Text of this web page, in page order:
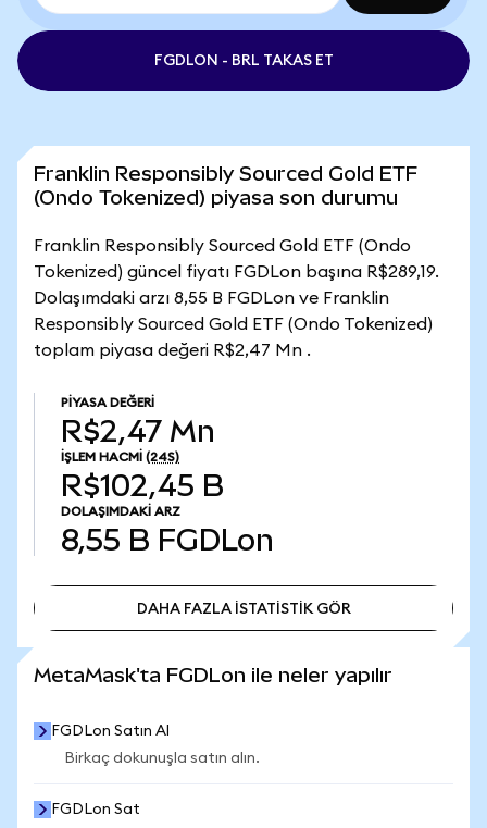
FGDLON - BRL TAKAS ET
Franklin Responsibly Sourced Gold ETF
(Ondo Tokenized) piyasa son durumu
Franklin Responsibly Sourced Gold ETF (Ondo
Tokenized) güncel fiyatı FGDLon başına R$289,19.
Dolaşımdaki arzı 8,55 B FGDLon ve Franklin
Responsibly Sourced Gold ETF (Ondo Tokenized)
toplam piyasa değeri R$2,47 Mn .
PIYASA DEĞERI
R$2,47 Mn
İŞLEM HACMI (24S)
R$102,45 B
DOLAŞIMDAKI ARZ
8,55 B FGDLon
DAHA FAZLA İSTATİSTİK GÖR
MetaMask'ta FGDLon ile neler yapılır
FGDLon Satın Al
Birkaç dokunuşla satın alın.
FGDLon Sat